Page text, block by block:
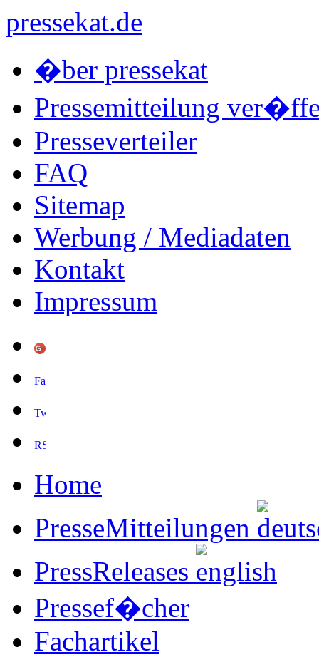
pressekat.de
�ber pressekat
Pressemitteilung
Presseverteiler
FAQ
Sitemap
Werbung / Mediadaten
Kontakt
Impressum
Home
PresseMitteilungen
PressReleases
Pressef�cher
Fachartikel